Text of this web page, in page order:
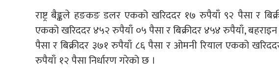
राष्ट्र बैङ्कले हङकङ डलर एकको खरिददर १७ रुपैयाँ ९२ पैसा र
एकको खरिददर ४५२ रुपैयाँ ०५ पैसा र बिक्रीदर ४५४ रुपैयाँ,
पैसा र बिक्रीदर ३७१ रुपैयाँ ८६ पैसा र ओमनी रियाल एकको
रुपैयाँ १२ पैसा निर्धारण गरेको छ ।